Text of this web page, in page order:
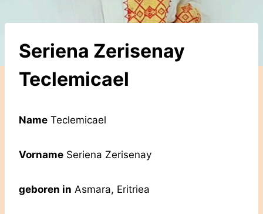
Seriena Zerisenay
Teclemicael
Name Teclemicael
Vorname Seriena Zerisenay
geboren in Asmara, Eritriea